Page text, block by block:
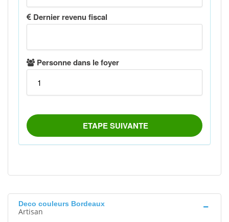
Deco couleurs Bordeaux
Artisan